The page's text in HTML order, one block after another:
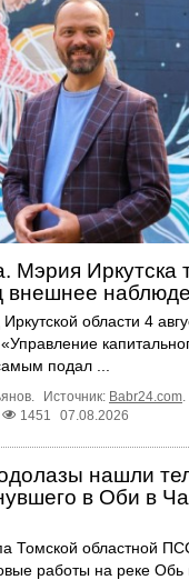
Мэрия Иркутска
внешнее
области 4
подал ...
Источник: Babr24.com
1451 07.08.2026
нашли
в Оби в
Томской областной
работы на реке Обь